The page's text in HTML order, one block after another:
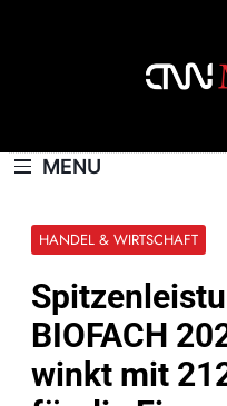
MENU
HANDEL & WIRTSCHAFT
BIOFACH
winkt mit